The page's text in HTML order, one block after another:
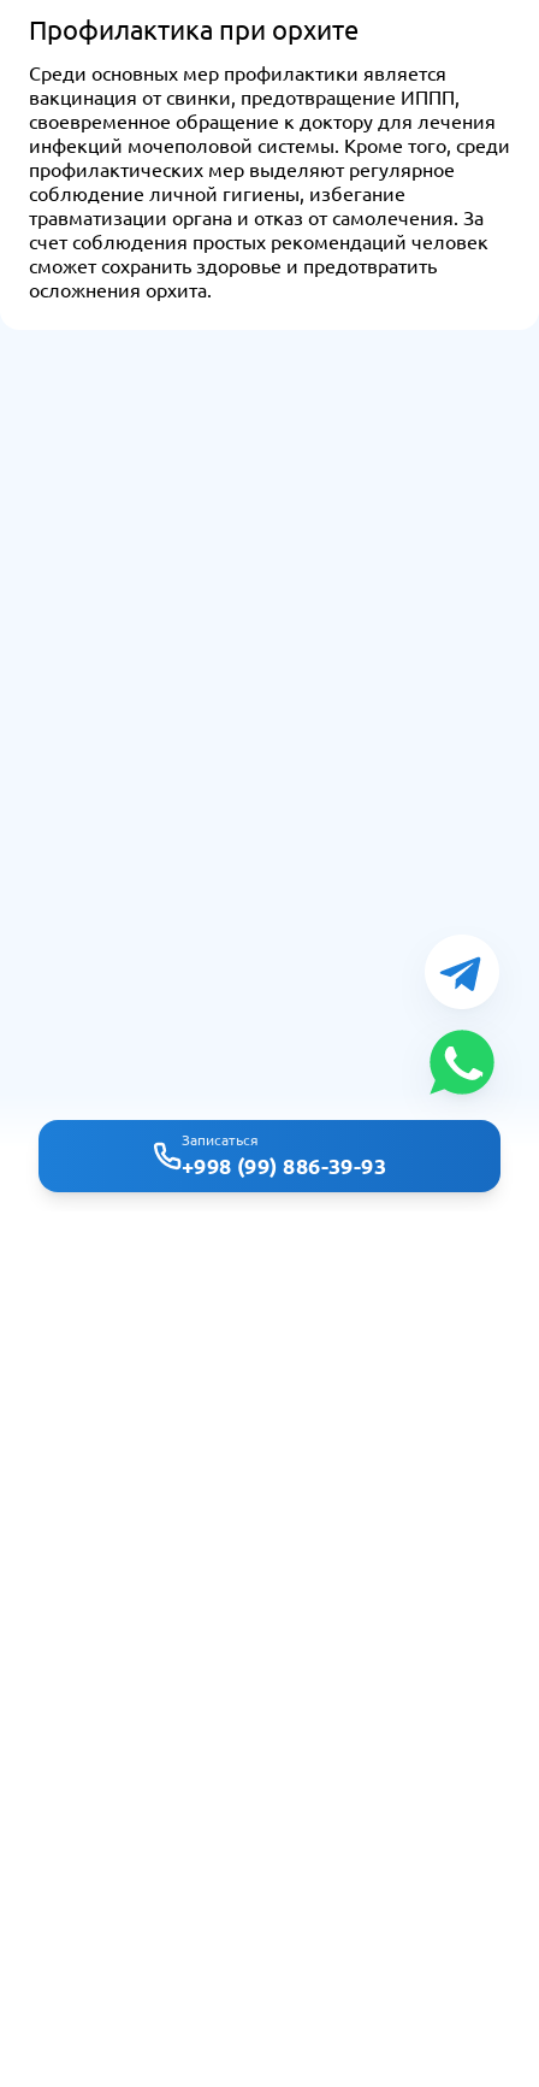
Записаться
+998 (99) 886-39-93
Профилактика при орхите
Среди основных мер профилактики является
вакцинация от свинки, предотвращение ИППП,
своевременное обращение к доктору для лечения
инфекций мочеполовой системы. Кроме того, среди
профилактических мер выделяют регулярное
соблюдение личной гигиены, избегание
травматизации органа и отказ от самолечения. За
счет соблюдения простых рекомендаций человек
сможет сохранить здоровье и предотвратить
осложнения орхита.